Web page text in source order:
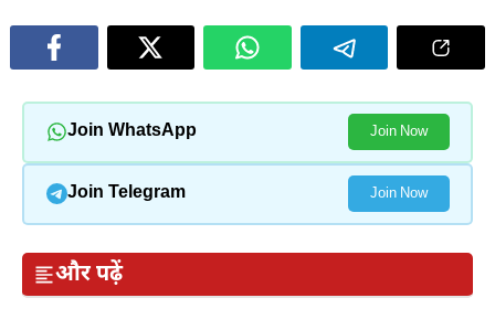
Join WhatsApp Join Now
Join Telegram Join Now
और पढ़ें